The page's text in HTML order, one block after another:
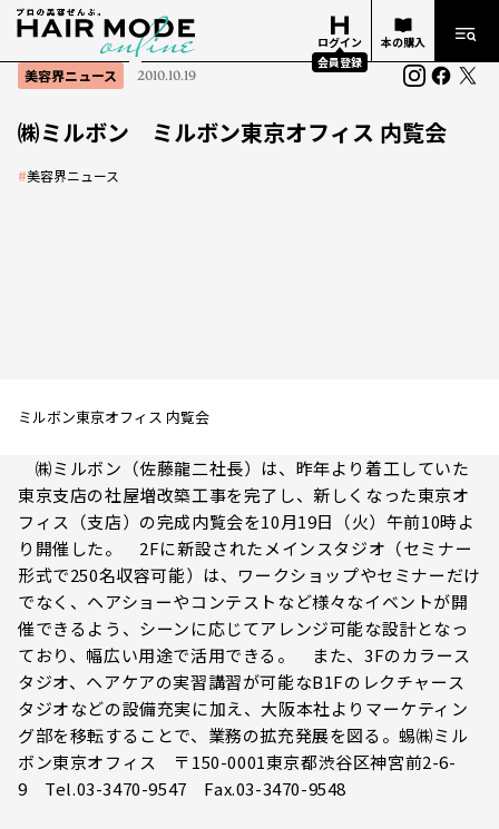
ログイン
会員登録
本の購入
美容界ニュース 2010.10.19
㈱ミルボン ミルボン東京オフィス 内覧会
#美容界ニュース
ミルボン東京オフィス 内覧会
㈱ミルボン（佐藤龍二社長）は、昨年より着工していた
東京支店の社屋増改築工事を完了し、新しくなった東京オ
フィス（支店）の完成内覧会を10月19日（火）午前10時よ
り開催した。 2Fに新設されたメインスタジオ（セミナー
形式で250名収容可能）は、ワークショップやセミナーだけ
でなく、ヘアショーやコンテストなど様々なイベントが開
催できるよう、シーンに応じてアレンジ可能な設計となっ
ており、幅広い用途で活用できる。 また、3Fのカラース
タジオ、ヘアケアの実習講習が可能なB1Fのレクチャース
タジオなどの設備充実に加え、大阪本社よりマーケティン
グ部を移転することで、業務の拡充発展を図る。蜴㈱ミル
ボン東京オフィス 〒150-0001東京都渋谷区神宮前2-6-
9 Tel.03-3470-9547 Fax.03-3470-9548